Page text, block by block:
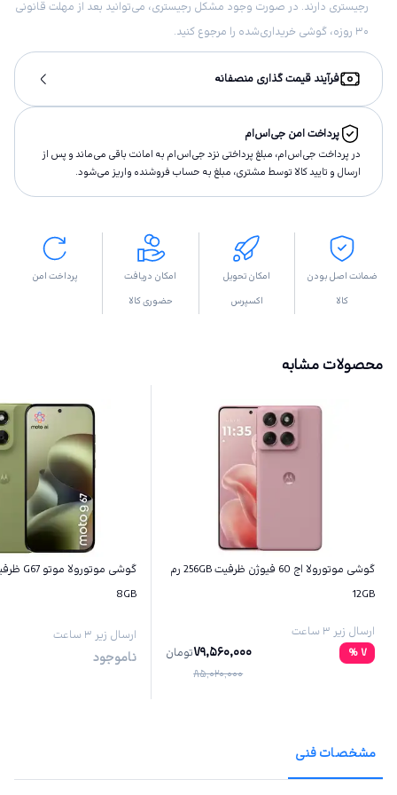
رجیستری دارند. در صورت وجود مشکل رجیستری، می‌توانید بعد از مهلت قانونی
۳۰ روزه، گوشی خریداری‌شده را مرجوع کنید.
فرآیند قیمت گذاری منصفانه
پرداخت امن جی‌اس‌ام
در پرداخت جی‌اس‌ام، مبلغ پرداختى نزد جی‌اس‌ام به امانت باقى مى‌ماند و پس از
ارسال و تاييد كالا توسط مشتری، مبلغ به حساب فروشنده واريز مى‌شود.
ضمانت اصل بودن
کالا
امکان تحویل
اکسپرس
امکان دریافت
حضوری کالا
پرداخت امن
محصولات مشابه
گوشی موتورولا اج 60 فیوژن ظرفیت 256GB رم
12GB
ارسال زیر ۳ ساعت
7
%
79,560,000
85,020,000
تومان
8GB
ارسال زیر ۳ ساعت
ناموجود
مشخصات فنی